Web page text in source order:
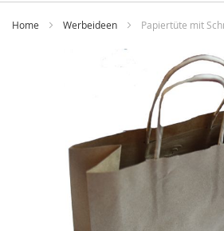
Home Werbeideen Papiertüte mit